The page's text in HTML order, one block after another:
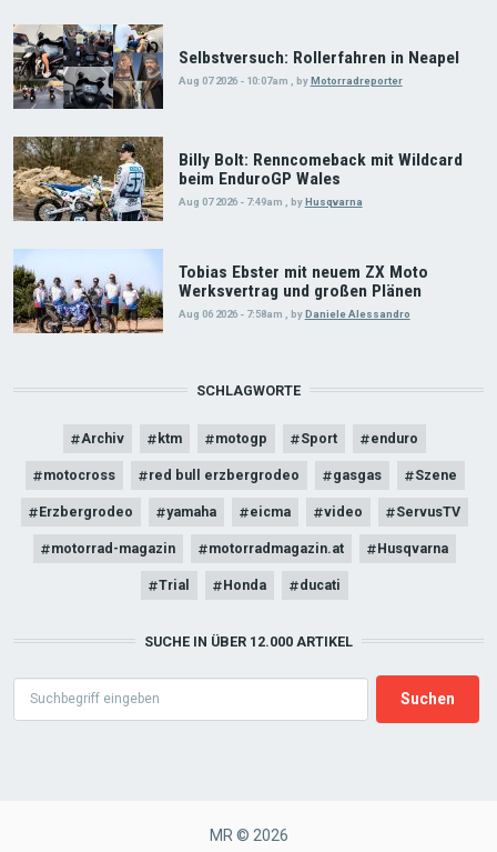
Selbstversuch: Rollerfahren in Neapel
Aug 07 2026 - 10:07am byMotorradreporter
Billy Bolt: Renncomeback mit Wildcard
beim EnduroGP Wales
Aug 07 2026 - 7:49am byHusqvarna
Tobias Ebster mit neuem ZX Moto
Werksvertrag und großen Plänen
Aug 06 2026 - 7:58am byDaniele Alessandro
SCHLAGWORTE
Archiv ktm motogp Sport enduro
motocross red bull erzbergrodeo gasgas Szene
Erzbergrodeo yamaha eicma video ServusTV
motorrad-magazin motorradmagazin.at Husqvarna
Trial Honda ducati
SUCHE IN ÜBER 12.000 ARTIKEL
MR © 2026